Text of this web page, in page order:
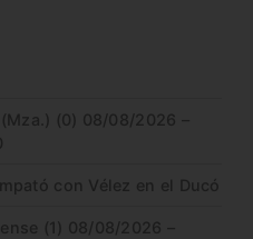
(0) 08/08/2026 –
con Vélez en el Ducó
(1) 08/08/2026 –